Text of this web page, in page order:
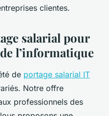
clientes.
salarial pour
l’informatique
de portage salarial IT
Notre offre
professionnels des